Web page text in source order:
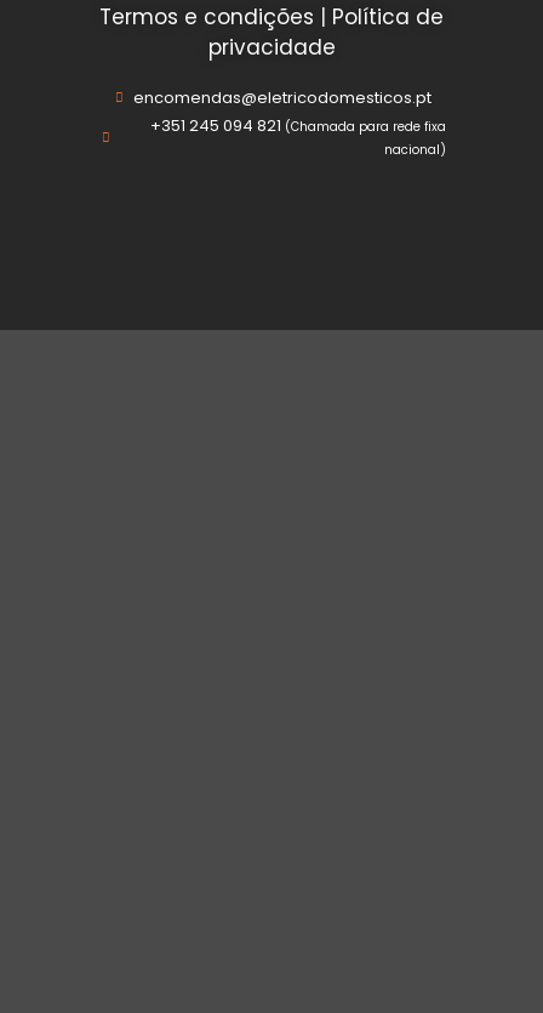
Termos e condições | Política de
privacidade
encomendas@eletricodomesticos.pt
+351 245 094 821 (Chamada para rede fixa
nacional)